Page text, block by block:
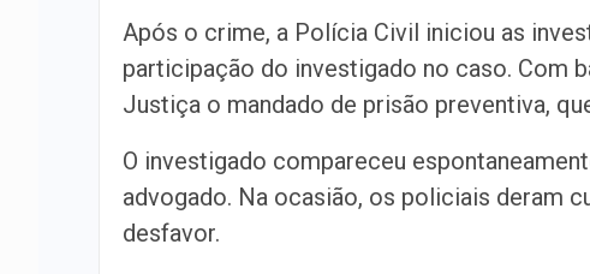
Após o crime, a Polícia Civil iniciou as
participação do investigado no caso. Com
Justiça o mandado de prisão preventiva,
O investigado compareceu
advogado. Na ocasião, os policiais deram
desfavor.